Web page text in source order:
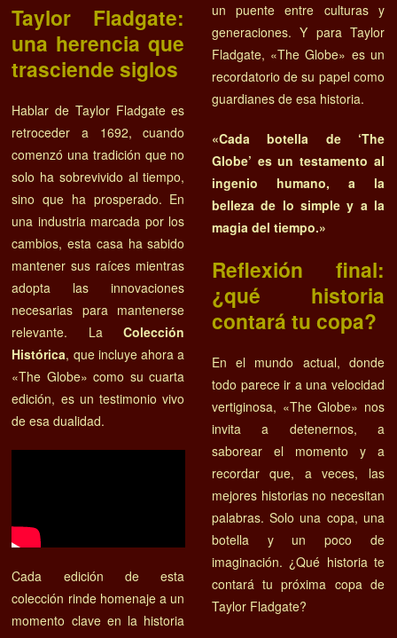
Taylor Fladgate:
una herencia que
trasciende siglos
Hablar de Taylor Fladgate es
retroceder a 1692, cuando
comenzó una tradición que no
solo ha sobrevivido al tiempo,
sino que ha prosperado. En
una industria marcada por los
cambios, esta casa ha sabido
mantener sus raíces mientras
adopta las innovaciones
necesarias para mantenerse
relevante. LaColección
Histórica, que incluye ahora a
«The Globe» como su cuarta
edición, es un testimonio vivo
de esa dualidad.
Cada edición de esta
colección rinde homenaje a un
momento clave en la historia
un puente entre culturas y
generaciones. Y para Taylor
Fladgate, «The Globe» es un
recordatorio de su papel como
guardianes de esa historia.
«Cada botella de ‘The
Globe’ es un testamento al
ingenio humano, a la
belleza de lo simple y a la
magia del tiempo.»
Reflexión final:
¿qué historia
contará tu copa?
En el mundo actual, donde
todo parece ir a una velocidad
vertiginosa, «The Globe» nos
invita a detenernos, a
saborear el momento y a
recordar que, a veces, las
mejores historias no necesitan
palabras. Solo una copa, una
botella y un poco de
imaginación. ¿Qué historia te
contará tu próxima copa de
Taylor Fladgate?